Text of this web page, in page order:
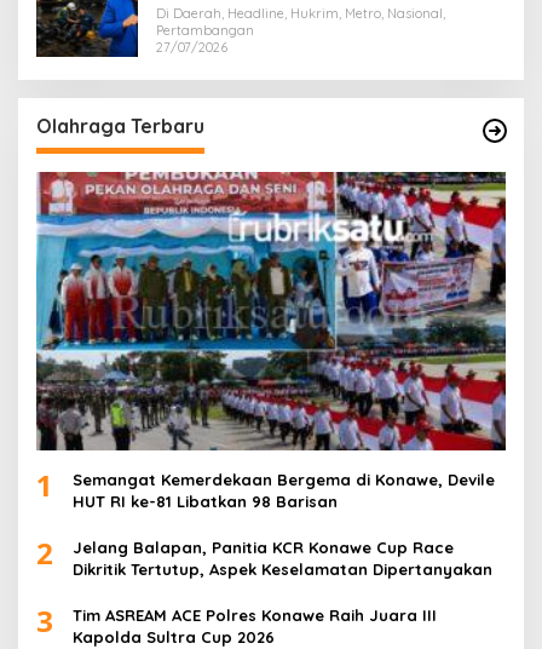
Di Daerah, Headline, Hukrim, Metro, Nasional,
Pertambangan
27/07/2026
Olahraga Terbaru
1
Semangat Kemerdekaan Bergema di Konawe, Devile
HUT RI ke-81 Libatkan 98 Barisan
2
Jelang Balapan, Panitia KCR Konawe Cup Race
Dikritik Tertutup, Aspek Keselamatan Dipertanyakan
3
Tim ASREAM ACE Polres Konawe Raih Juara III
Kapolda Sultra Cup 2026